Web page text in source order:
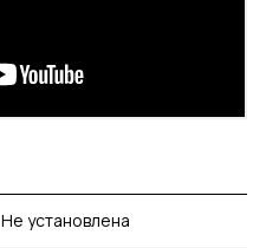
Не установлена